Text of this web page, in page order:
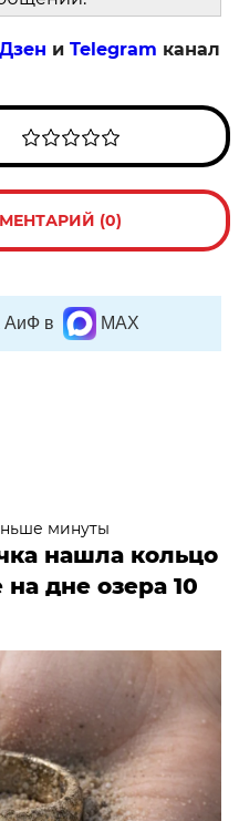
Дзен иTelegram канал
(0)
АиФ в MAX
минуты
нашла кольцо
дне озера 10